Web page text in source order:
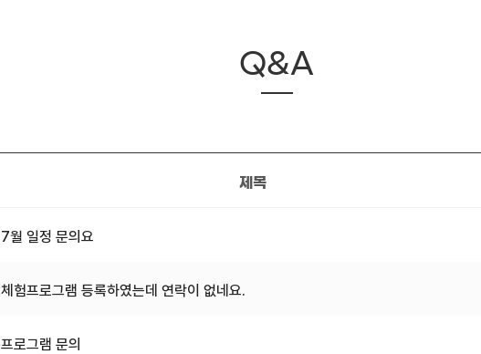
Q&A
제목
7월 일정 문의요
체험프로그램 등록하였는데 연락이 없네요.
프로그램 문의